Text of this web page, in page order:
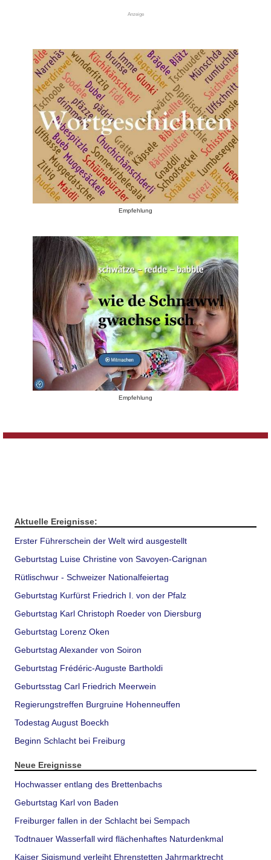
Anzeige
Empfehlung
Empfehlung
Aktuelle Ereignisse:
Erster Führerschein der Welt wird ausgestellt
Geburtstag Luise Christine von Savoyen-Carignan
Rütlischwur - Schweizer Nationalfeiertag
Geburtstag Kurfürst Friedrich I. von der Pfalz
Geburtstag Karl Christoph Roeder von Diersburg
Geburtstag Lorenz Oken
Geburtstag Alexander von Soiron
Geburtstag Frédéric-Auguste Bartholdi
Geburtsstag Carl Friedrich Meerwein
Regierungstreffen Burgruine Hohenneuffen
Todestag August Boeckh
Beginn Schlacht bei Freiburg
Neue Ereignisse
Hochwasser entlang des Brettenbachs
Geburtstag Karl von Baden
Freiburger fallen in der Schlacht bei Sempach
Todtnauer Wasserfall wird flächenhaftes Naturdenkmal
Kaiser Sigismund verleiht Ehrenstetten Jahrmarktrecht